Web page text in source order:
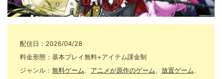
配信日：2026/04/28
料金形態：基本プレイ無料+アイテム課金制
ジャンル： 無料ゲーム アニメが原作のゲーム 放置ゲーム